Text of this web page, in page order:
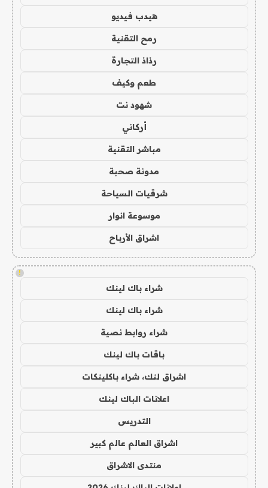
هيدب فيديو
رمح التقنية
رذاذ التجارة
طعم وكيف
شهود نت
أركاني
مباشر التقنية
مدونة صحبة
شرقيات السياحة
موسوعة انوار
اشراق الأرباح
!
شراء باك لينك
شراء باك لينك
شراء روابط نصية
باقات باك لينك
اشراق لنك، شراء باكلينكات
اعلانات الباك لينك
التدريس
اشراق العالم عالم كبير
منتدى الاشراق